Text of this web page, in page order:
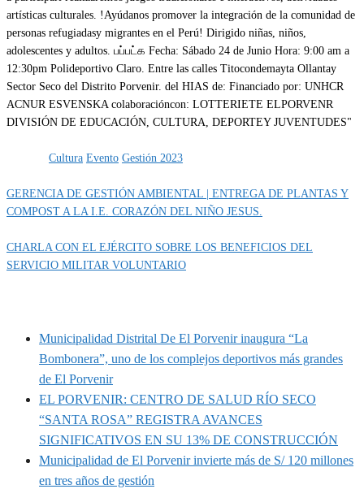
Cultura Evento Gestión 2023
GERENCIA DE GESTIÓN AMBIENTAL | ENTREGA DE PLANTAS Y
COMPOST A LA I.E. CORAZÓN DEL NIÑO JESUS.
CHARLA CON EL EJÉRCITO SOBRE LOS BENEFICIOS DEL
SERVICIO MILITAR VOLUNTARIO
Municipalidad Distrital De El Porvenir inaugura “La
Bombonera”, uno de los complejos deportivos más grandes
de El Porvenir
EL PORVENIR: CENTRO DE SALUD RÍO SECO
“SANTA ROSA” REGISTRA AVANCES
SIGNIFICATIVOS EN SU 13% DE CONSTRUCCIÓN
Municipalidad de El Porvenir invierte más de S/ 120 millones
en tres años de gestión